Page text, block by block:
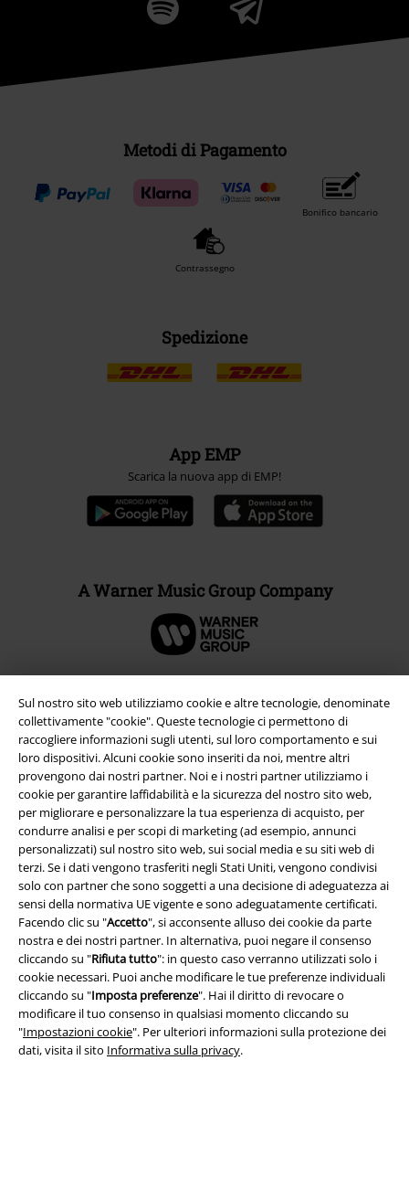
Sul nostro sito web utilizziamo cookie e altre tecnologie, denominate
collettivamente "cookie". Queste tecnologie ci permettono di
raccogliere informazioni sugli utenti, sul loro comportamento e sui
loro dispositivi. Alcuni cookie sono inseriti da noi, mentre altri
provengono dai nostri partner. Noi e i nostri partner utilizziamo i
cookie per garantire laffidabilità e la sicurezza del nostro sito web,
per migliorare e personalizzare la tua esperienza di acquisto, per
condurre analisi e per scopi di marketing (ad esempio, annunci
personalizzati) sul nostro sito web, sui social media e su siti web di
terzi. Se i dati vengono trasferiti negli Stati Uniti, vengono condivisi
solo con partner che sono soggetti a una decisione di adeguatezza ai
sensi della normativa UE vigente e sono adeguatamente certificati.
Facendo clic su "Accetto", si acconsente alluso dei cookie da parte
nostra e dei nostri partner. In alternativa, puoi negare il consenso
cliccando su "Rifiuta tutto": in questo caso verranno utilizzati solo i
cookie necessari. Puoi anche modificare le tue preferenze individuali
cliccando su "Imposta preferenze". Hai il diritto di revocare o
modificare il tuo consenso in qualsiasi momento cliccando su
"Impostazioni cookie". Per ulteriori informazioni sulla protezione dei
dati, visita il sito Informativa sulla privacy.
Metodi di Pagamento
Bonifico bancario
Contrassegno
Spedizione
App EMP
Scarica la nuova app di EMP!
A Warner Music Group Company
Info legali
Termini & Condizioni
Redazione
Legge sulla Privacy
Smaltimento rifiuti e protezione dell’ambiente
Dichiarazione di Conformità